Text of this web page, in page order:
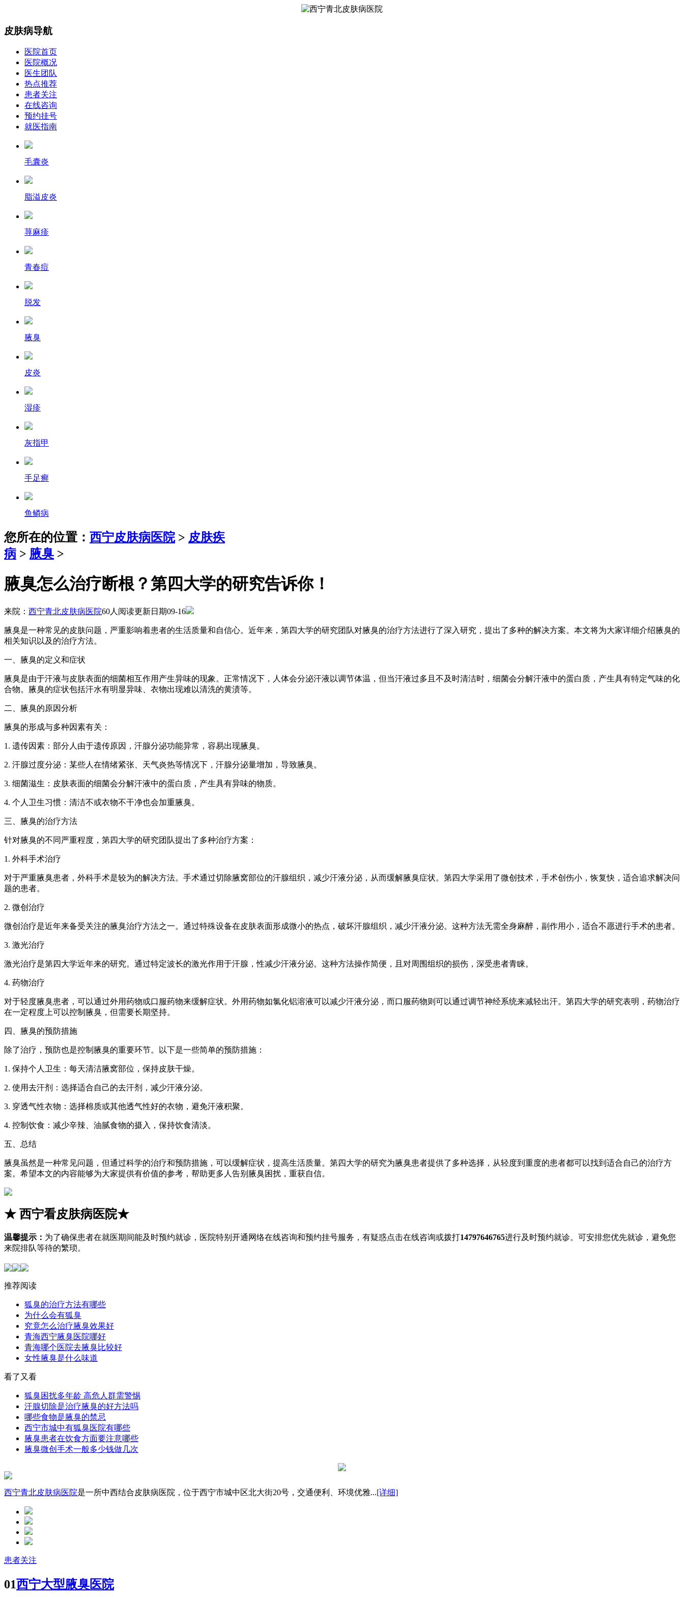
皮肤病导航
医院首页
医院概况
医生团队
热点推荐
患者关注
在线咨询
预约挂号
就医指南
毛囊炎
脂溢皮炎
荨麻疹
青春痘
脱发
腋臭
皮炎
湿疹
灰指甲
手足癣
鱼鳞病
您所在的位置： 西宁皮肤病医院> 皮肤疾
病 > 腋臭 >
腋臭怎么治疗断根？第四大学的研究告诉你！
来院： 西宁青北皮肤病医院60人阅读更新日期09-16
腋臭是一种常见的皮肤问题，严重影响着患者的生活质量和自信心。近年来，第四大学的研究团队对腋臭的治疗方法进行了深入研究，提出了多种的解决方案。本文将为大家详细介绍腋臭的
相关知识以及的治疗方法。
一、腋臭的定义和症状
腋臭是由于汗液与皮肤表面的细菌相互作用产生异味的现象。正常情况下，人体会分泌汗液以调节体温，但当汗液过多且不及时清洁时，细菌会分解汗液中的蛋白质，产生具有特定气味的化
合物。腋臭的症状包括汗水有明显异味、衣物出现难以清洗的黄渍等。
二、腋臭的原因分析
腋臭的形成与多种因素有关：
1. 遗传因素：部分人由于遗传原因，汗腺分泌功能异常，容易出现腋臭。
2. 汗腺过度分泌：某些人在情绪紧张、天气炎热等情况下，汗腺分泌量增加，导致腋臭。
3. 细菌滋生：皮肤表面的细菌会分解汗液中的蛋白质，产生具有异味的物质。
4. 个人卫生习惯：清洁不或衣物不干净也会加重腋臭。
三、腋臭的治疗方法
针对腋臭的不同严重程度，第四大学的研究团队提出了多种治疗方案：
1. 外科手术治疗
对于严重腋臭患者，外科手术是较为的解决方法。手术通过切除腋窝部位的汗腺组织，减少汗液分泌，从而缓解腋臭症状。第四大学采用了微创技术，手术创伤小，恢复快，适合追求解决问
题的患者。
2. 微创治疗
微创治疗是近年来备受关注的腋臭治疗方法之一。通过特殊设备在皮肤表面形成微小的热点，破坏汗腺组织，减少汗液分泌。这种方法无需全身麻醉，副作用小，适合不愿进行手术的患者。
3. 激光治疗
激光治疗是第四大学近年来的研究。通过特定波长的激光作用于汗腺，性减少汗液分泌。这种方法操作简便，且对周围组织的损伤，深受患者青睐。
4. 药物治疗
对于轻度腋臭患者，可以通过外用药物或口服药物来缓解症状。外用药物如氯化铝溶液可以减少汗液分泌，而口服药物则可以通过调节神经系统来减轻出汗。第四大学的研究表明，药物治疗
在一定程度上可以控制腋臭，但需要长期坚持。
四、腋臭的预防措施
除了治疗，预防也是控制腋臭的重要环节。以下是一些简单的预防措施：
1. 保持个人卫生：每天清洁腋窝部位，保持皮肤干燥。
2. 使用去汗剂：选择适合自己的去汗剂，减少汗液分泌。
3. 穿透气性衣物：选择棉质或其他透气性好的衣物，避免汗液积聚。
4. 控制饮食：减少辛辣、油腻食物的摄入，保持饮食清淡。
五、总结
腋臭虽然是一种常见问题，但通过科学的治疗和预防措施，可以缓解症状，提高生活质量。第四大学的研究为腋臭患者提供了多种选择，从轻度到重度的患者都可以找到适合自己的治疗方
案。希望本文的内容能够为大家提供有价值的参考，帮助更多人告别腋臭困扰，重获自信。
★西宁看皮肤病医院★
温馨提示： 为了确保患者在就医期间能及时预约就诊，医院特别开通网络在线咨询和预约挂号服务，有疑惑点击在线咨询或拨打14797646765进行及时预约就诊。可安排您优先就诊，避免您
来院排队等待的繁琐。
推荐阅读
狐臭的治疗方法有哪些
为什么会有狐臭
究竟怎么治疗腋臭效果好
青海西宁腋臭医院哪好
青海哪个医院去腋臭比较好
女性腋臭是什么味道
看了又看
狐臭困扰多年龄 高危人群需警惕
汗腺切除是治疗腋臭的好方法吗
哪些食物是腋臭的禁忌
西宁市城中有狐臭医院有哪些
腋臭患者在饮食方面要注意哪些
腋臭微创手术一般多少钱做几次
西宁青北皮肤病医院是一所中西结合皮肤病医院，位于西宁市城中区北大街20号，交通便利、环境优雅...[详细]
患者关注
01西宁大型腋臭医院